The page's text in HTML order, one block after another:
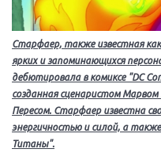
Старфаер, также известная
ярких и запоминающихся
дебютировала в комиксе "DC
созданная сценаристом
Пересом. Старфаер известна
энергичностью и силой, а
Титаны".